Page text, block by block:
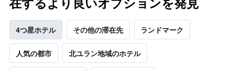
在するより良いオプションを発見
4つ星ホテル その他の滞在先 ランドマーク
人気の都市 北ユラン地域のホテル